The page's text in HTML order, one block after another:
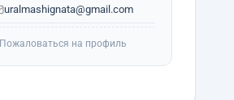
uralmashignata@gmail.com
Пожаловаться на профиль